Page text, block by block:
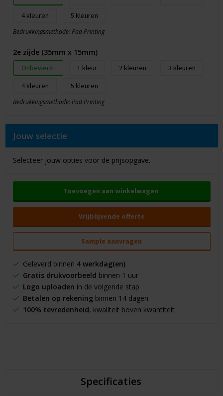
4
5
Bedrukkingsmethode: Pad Printing
2e zijde (35mm x 15mm)
Onbewerkt 1 2
3
4
5
Bedrukkingsmethode: Pad Printing
Jouw selectie
Selecteer jouw opties voor de prijsopgave.
Toevoegen aan winkelwagen
Vrijblijvende offerte
Sample aanvragen
Geleverd binnen 4 werkdag(en)
Gratis drukvoorbeeld binnen 1 uur
Logo uploaden in de volgende stap
Betalen op rekeningbinnen 14 dagen
100% tevredenheid, kwaliteit boven kwantiteit
Specificaties